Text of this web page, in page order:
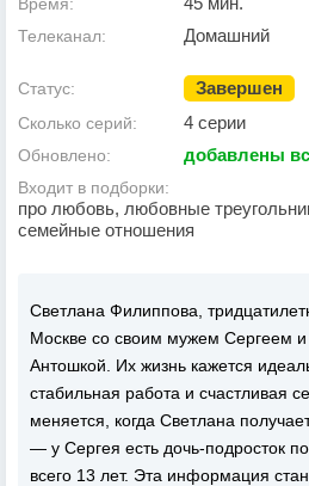
Телеканал: Домашний
Статус: Завершен
Сколько серий: 4 серии
Обновлено: добавлены
Входит в подборки:
про любовь, любовные
семейные отношения
Светлана Филиппова,
Москве со своим мужем Сергеем
Антошкой. Их жизнь кажется
стабильная работа и счастливая
меняется, когда Светлана
— у Сергея есть дочь-подросток
всего 13 лет. Эта информация